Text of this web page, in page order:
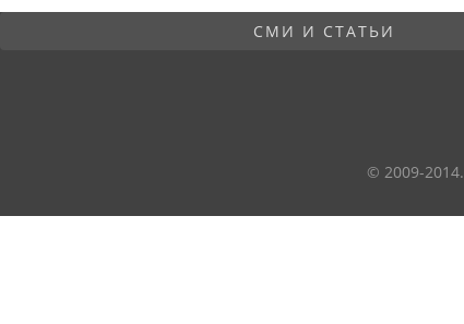
СМИ И СТАТЬИ
© 2009-2014.